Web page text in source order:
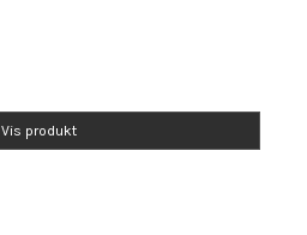
Vis produkt